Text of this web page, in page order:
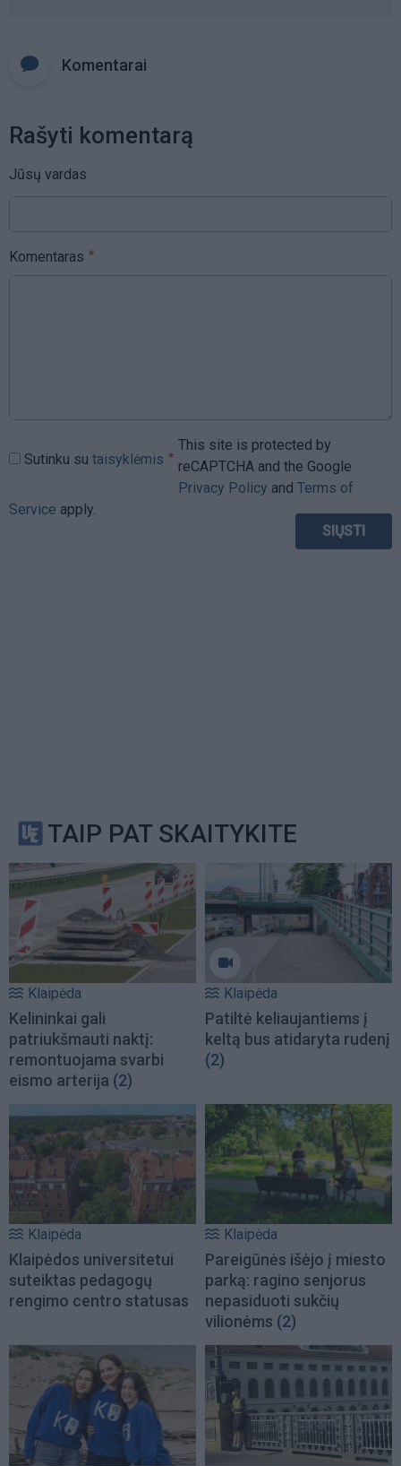
Komentarai
Rašyti komentarą
Jūsų vardas
Komentaras
Sutinku su taisyklėmis
This site is protected by
reCAPTCHA and the Google
Privacy Policy and Terms of
Service apply.
TAIP PAT SKAITYKITE
Klaipėda
Kelininkai gali
patriukšmauti naktį:
remontuojama svarbi
eismo arterija (2)
Klaipėda
Patiltė keliaujantiems į
keltą bus atidaryta rudenį
(2)
Klaipėda
Klaipėdos universitetui
suteiktas pedagogų
rengimo centro statusas
Klaipėda
Pareigūnės išėjo į miesto
parką: ragino senjorus
nepasiduoti sukčių
vilionėms (2)